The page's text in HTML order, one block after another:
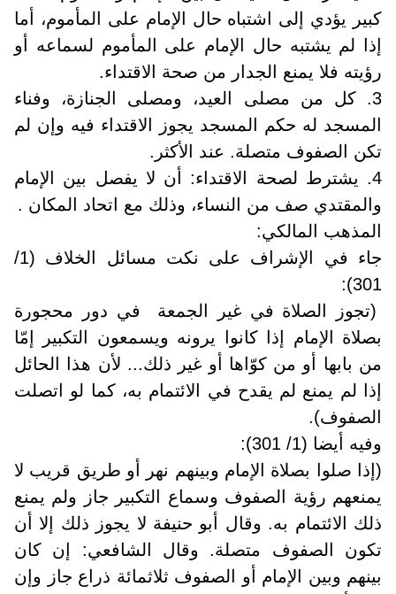
كبير يؤدي إلى اشتباه حال الإمام على المأموم، أما
إذا لم يشتبه حال الإمام على المأموم لسماعه أو
رؤيته فلا يمنع الجدار من صحة الاقتداء.
3. كل من مصلى العيد، ومصلى الجنازة، وفناء
المسجد له حكم المسجد يجوز الاقتداء فيه وإن لم
تكن الصفوف متصلة. عند الأكثر.
4. يشترط لصحة الاقتداء: أن لا يفصل بين الإمام
والمقتدي صف من النساء، وذلك مع اتحاد المكان .
المذهب المالكي:
جاء في الإشراف على نكت مسائل الخلاف (1/
301):
(تجوز الصلاة في غير الجمعة في دور محجورة
بصلاة الإمام إذا كانوا يرونه ويسمعون التكبير إمّا
من بابها أو من كوّاها أو غير ذلك... لأن هذا الحائل
إذا لم يمنع لم يقدح في الائتمام به، كما لو اتصلت
الصفوف).
وفيه أيضا (1/ 301):
(إذا صلوا بصلاة الإمام وبينهم نهر أو طريق قريب لا
يمنعهم رؤية الصفوف وسماع التكبير جاز ولم يمنع
ذلك الائتمام به. وقال أبو حنيفة لا يجوز ذلك إلا أن
تكون الصفوف متصلة. وقال الشافعي: إن كان
بينهم وبين الإمام أو الصفوف ثلاثمائة ذراع جاز وإن